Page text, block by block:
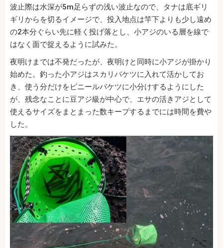
波止際は水深が5m足らずの浅い波止なので、タナは底ギリ
ギリからを切るイメージで、投入地点は竿下よりも少し遠め
の2本分ぐらい先に軽く投げ落とし、小アジのいる層を線で
はなく面で捉えるように試みた。
夜明けまでは不発だったが、夜明けと同時に小アジが掛かり
始めた。釣った小アジはスカリバケツに入れて活かしてお
き、使う分だけをビニールバケツに小分けするようにした
が、残念なことに豆アジ級が中心で、エサの活きアジとして
使えるサイズをまとまった数キープするまでには時間を費や
した。